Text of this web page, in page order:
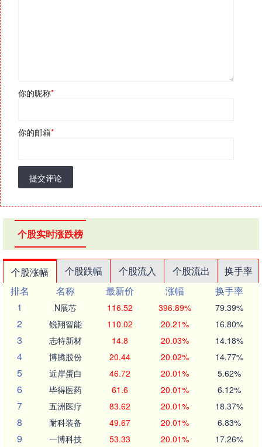
你的昵称*
你的邮箱*
提交评论
个股实时涨跌榜
个股涨幅 个股跌幅 个股流入 个股流出
换手率
排名
名称 最新价 涨幅
换手率
1
N展芯 116.52 396.89% 79.39%
2 锐翔智能 110.02 20.21% 16.80%
3 志特新材 14.8 20.03% 14.18%
4 博腾股份 20.44 20.02% 14.77%
5 近岸蛋白 46.72 20.01% 5.62%
6 毕得医药 61.6 20.01% 6.12%
7 五洲医疗 83.62 20.01% 18.37%
8 耐科装备 49.67 20.01% 6.83%
9 一博科技 53.33 20.01% 17.26%